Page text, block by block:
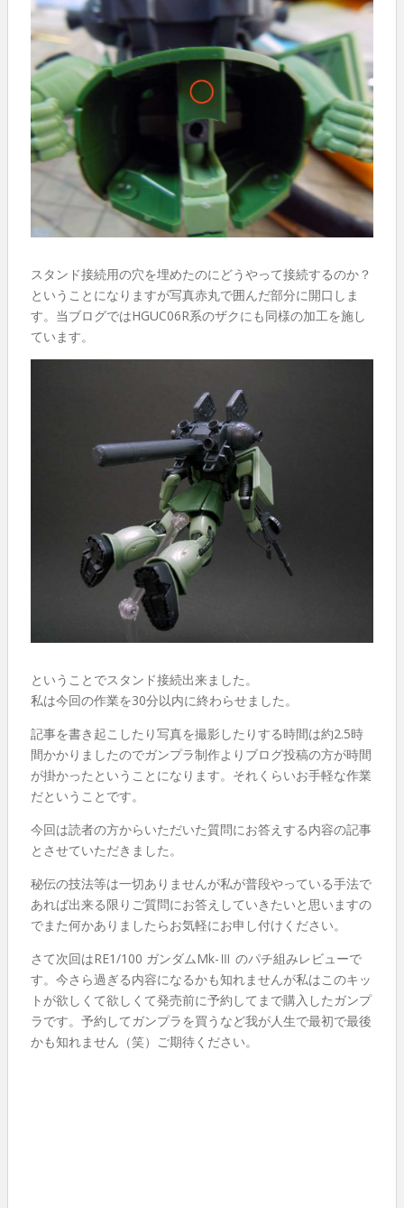
スタンド接続用の穴を埋めたのにどうやって接続するのか？
ということになりますが写真赤丸で囲んだ部分に開口しま
す。当ブログではHGUC06R系のザクにも同様の加工を施し
ています。
ということでスタンド接続出来ました。
私は今回の作業を30分以内に終わらせました。
記事を書き起こしたり写真を撮影したりする時間は約2.5時
間かかりましたのでガンプラ制作よりブログ投稿の方が時間
が掛かったということになります。それくらいお手軽な作業
だということです。
今回は読者の方からいただいた質問にお答えする内容の記事
とさせていただきました。
秘伝の技法等は一切ありませんが私が普段やっている手法で
あれば出来る限りご質問にお答えしていきたいと思いますの
でまた何かありましたらお気軽にお申し付けください。
さて次回はRE1/100 ガンダムMk-Ⅲ のパチ組みレビューで
す。今さら過ぎる内容になるかも知れませんが私はこのキッ
トが欲しくて欲しくて発売前に予約してまで購入したガンプ
ラです。予約してガンプラを買うなど我が人生で最初で最後
かも知れません（笑）ご期待ください。